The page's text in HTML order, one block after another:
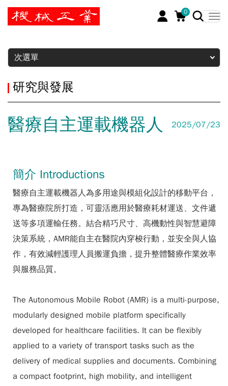
0
暫停
次選單
研究與發展
醫療自主運載機器人 2025/07/23
簡介 Introductions
醫療自主運載機器人為多用途與模組化設計的移動平台，
專為醫療院所打造，可靈活應用於醫療耗材運送、文件遞
送等多項運輸任務。結合精巧尺寸、高機動性與智慧避障
決策系統，AMR能自主在醫院內穿梭行動，並安全與人協
作，有效減輕護理人員搬運負擔，提升整體醫療作業效率
與服務品質。
The Autonomous Mobile Robot (AMR) is a multi-purpose,
modularly designed mobile platform specifically
developed for healthcare facilities. It can be flexibly
applied to a variety of transport tasks such as the
delivery of medical supplies and documents. Combining
a compact footprint, high mobility, and intelligent